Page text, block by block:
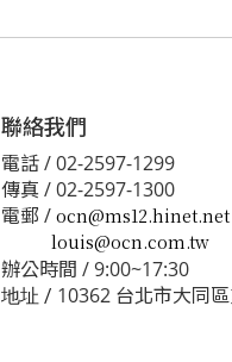
聯絡我們
電話 / 02-2597-1299
傳真 / 02-2597-1300
電郵 / ocn@ms12.hinet.net
louis@ocn.com.tw
辦公時間 / 9:00~17:30
地址 / 10362 台北市大同